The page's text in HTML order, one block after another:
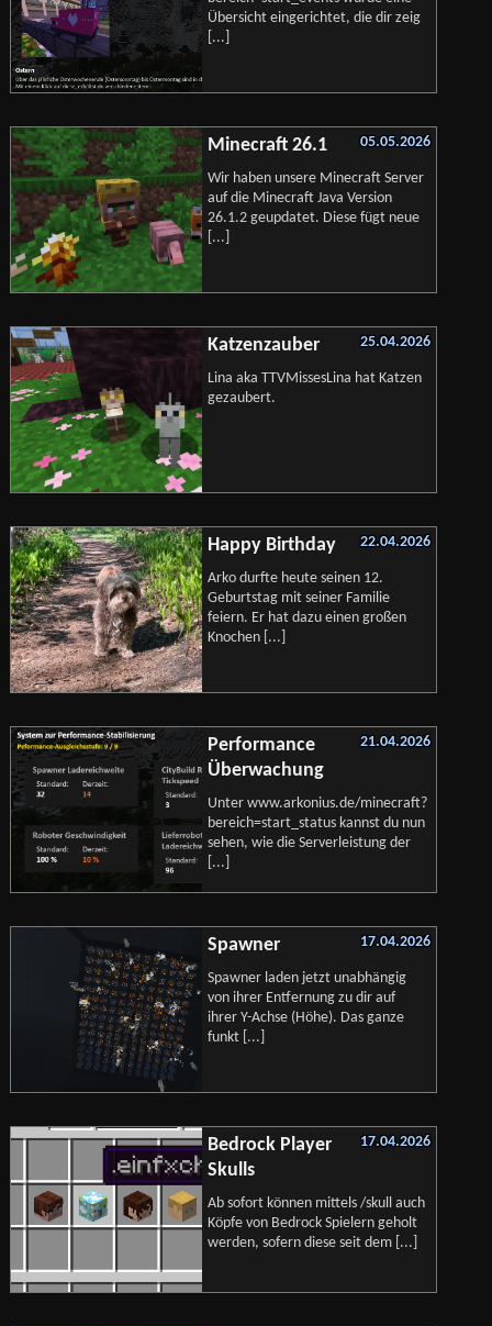
Übersicht eingerichtet, die dir zeig
[...]
Minecraft 26.1 05.05.2026
Wir haben unsere Minecraft Server
auf die Minecraft Java Version
26.1.2 geupdatet. Diese fügt neue
[...]
Katzenzauber 25.04.2026
Lina aka TTVMissesLina hat Katzen
gezaubert.
Happy Birthday 22.04.2026
Arko durfte heute seinen 12.
Geburtstag mit seiner Familie
feiern. Er hat dazu einen großen
Knochen [...]
Performance
Überwachung
21.04.2026
Unter www.arkonius.de/minecraft?
bereich=start_status kannst du nun
sehen, wie die Serverleistung der
[...]
Spawner 17.04.2026
Spawner laden jetzt unabhängig
von ihrer Entfernung zu dir auf
ihrer Y-Achse (Höhe). Das ganze
funkt [...]
Bedrock Player
Skulls
17.04.2026
Ab sofort können mittels /skull auch
Köpfe von Bedrock Spielern geholt
werden, sofern diese seit dem [...]